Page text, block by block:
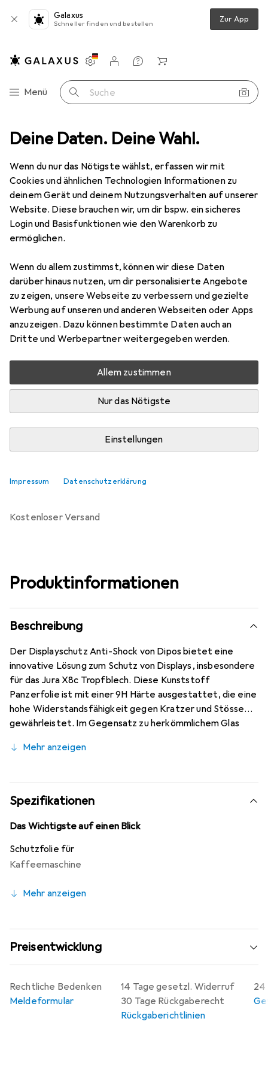
Deine Daten. Deine Wahl.
Wenn du nur das Nötigste wählst, erfassen wir mit
Cookies und ähnlichen Technologien Informationen zu
deinem Gerät und deinem Nutzungsverhalten auf unserer
Website. Diese brauchen wir, um dir bspw. ein sicheres
Login und Basisfunktionen wie den Warenkorb zu
ermöglichen.
Wenn du allem zustimmst, können wir diese Daten
darüber hinaus nutzen, um dir personalisierte Angebote
zu zeigen, unsere Webseite zu verbessern und gezielte
Werbung auf unseren und anderen Webseiten oder Apps
anzuzeigen. Dazu können bestimmte Daten auch an
Dritte und Werbepartner weitergegeben werden.
Allem zustimmen
Nur das Nötigste
Einstellungen
Impressum Datenschutzerklärung
Galaxus
Schneller finden und bestellen Zur App
Navigation nach Kategorien
Menü Suche
Einstellungen
Kundenkonto
Vergleichslisten
Merklisten
Warenkorb
+ Video Geräte Schutzfolie Dipos Displayschutz Anti-Shock
8 Bilder
DiposDisplayschutz Anti-Shock
EUR
32,99
214
Bewertungen
Mehr als 10 Stück an Lager beim Drittanbieter
Lieferort angeben für genaue Lieferzeit
In den Warenkorb
Vergleichen
kostenloser Versand
Produktinformationen
Beschreibung
Der Displayschutz Anti-Shock von Dipos bietet eine
innovative Lösung zum Schutz von Displays, insbesondere
für das Jura X8c Tropfblech. Diese Kunststoff
Panzerfolie ist mit einer 9H Härte ausgestattet, die eine
hohe Widerstandsfähigkeit gegen Kratzer und Stösse
gewährleistet. Im Gegensatz zu herkömmlichem Glas
sicheren Wahl für den täglichen Gebrauch macht. Mit
unsichtbar und sorgt für eine kristallklare Sicht. Die
oleophobische Anti-Fingerprint-Beschichtung reduziert
Fingerabdrücke und erleichtert die Reinigung. Zudem
lässt sich die Folie blasenfrei anbringen und jederzeit
hinterlassen. Mit einer Herstellergarantie von 10 Jahren
ist diese Schutzfolie ein langlebiges und zuverlässiges
Mehr anzeigen
Spezifikationen
Das Wichtigste auf einen Blick
Schutzfolie für
Kaffeemaschine
Mehr anzeigen
Preisentwicklung
14 Tage gesetzl. Widerruf
30 Tage Rückgaberecht
Rückgaberichtlinien
24
Rechtliche Bedenken
Meldeformular